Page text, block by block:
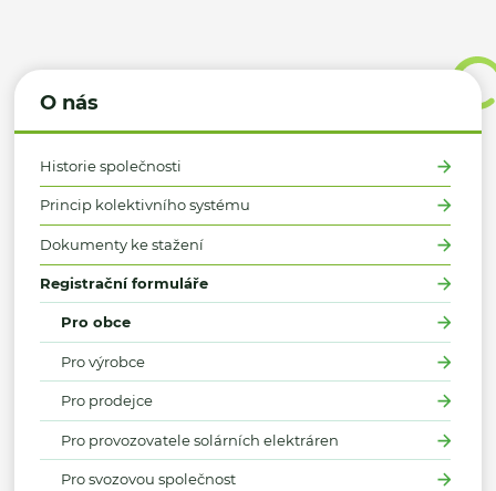
O nás
Historie společnosti
Princip kolektivního systému
Dokumenty ke stažení
Registrační formuláře
Pro obce
Pro výrobce
Pro prodejce
Pro provozovatele solárních elektráren
Pro svozovou společnost